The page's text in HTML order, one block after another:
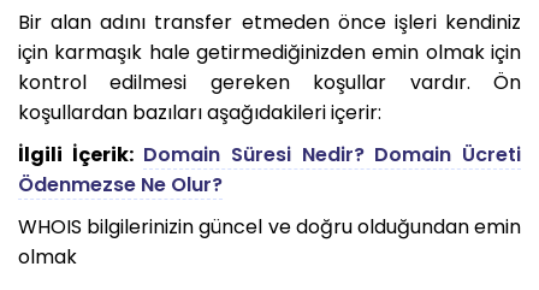
Bir alan adını transfer etmeden önce işleri kendiniz
için karmaşık hale getirmediğinizden emin olmak için
kontrol edilmesi gereken koşullar vardır. Ön
koşullardan bazıları aşağıdakileri içerir:
İlgili İçerik: Domain Süresi Nedir? Domain Ücreti
Ödenmezse Ne Olur?
WHOIS bilgilerinizin güncel ve doğru olduğundan emin
olmak